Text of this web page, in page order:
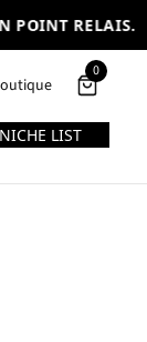
RELAIS.
0
LIST